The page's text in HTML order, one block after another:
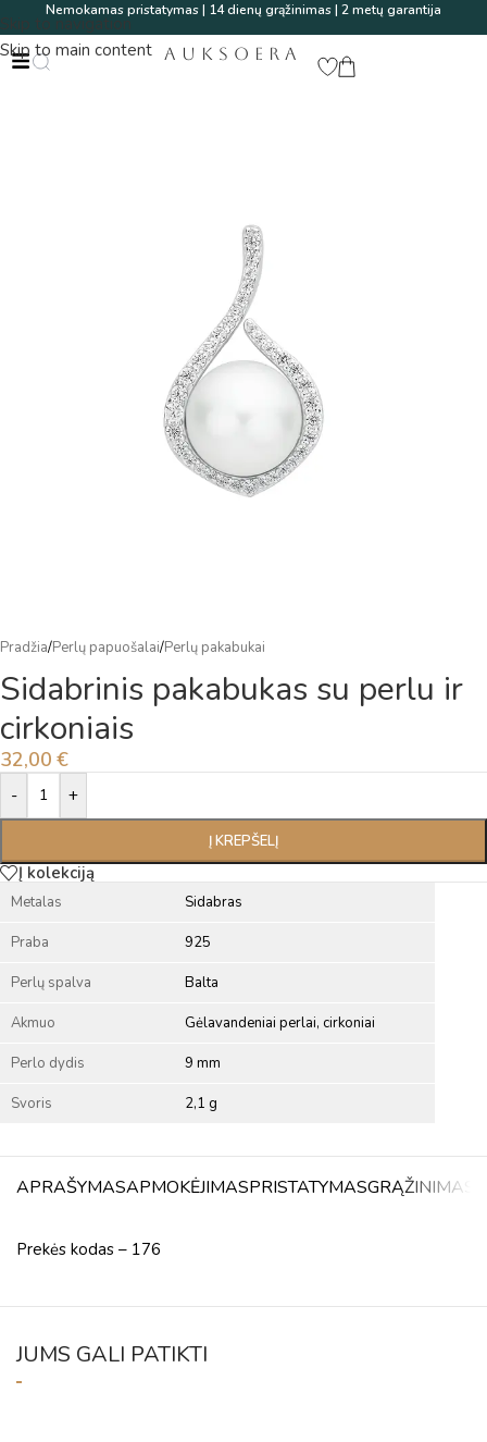
Skip to navigation
Skip to main content
Nemokamas pristatymas | 14 dienų grąžinimas | 2 metų garantija
AUKSOERA
Pradžia/Perlų papuošalai/Perlų pakabukai
Sidabrinis pakabukas su perlu ir
cirkoniais
32,00 €
- +
Į KREPŠELĮ
Alternative:
Į kolekciją
Metalas Sidabras
Praba 925
Perlų spalva Balta
Akmuo Gėlavandeniai perlai, cirkoniai
Perlo dydis 9 mm
Svoris 2,1 g
APRAŠYMASAPMOKĖJIMASPRISTATYMASGRĄŽINIMAS
Prekės kodas – 176
JUMS GALI PATIKTI